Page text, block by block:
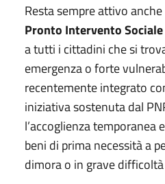
Resta sempre attivo
Pronto Intervento Sociale
a tutti i cittadini che si
emergenza o forte
recentemente integrato
iniziativa sostenuta dal
l’accoglienza temporanea
beni di prima necessità a
dimora o in grave